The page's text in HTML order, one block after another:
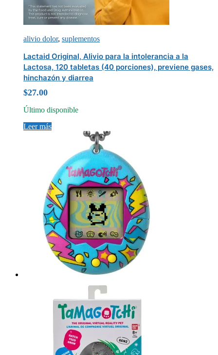
alivio dolor, suplementos
Lactaid Original, Alivio para la intolerancia a la
Lactosa, 120 tabletas (40 porciones), previene gases,
hinchazón y diarrea
$27.00
Último disponible
Leer más